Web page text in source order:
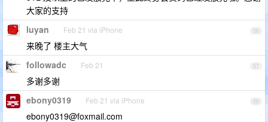
大家的支持
56
luyan Feb 21 via iPhone
来晚了 楼主大气
57
followadc Feb 21
多谢多谢
58
ebony0319 Feb 21 via iPhone
ebony0319@foxmail.com